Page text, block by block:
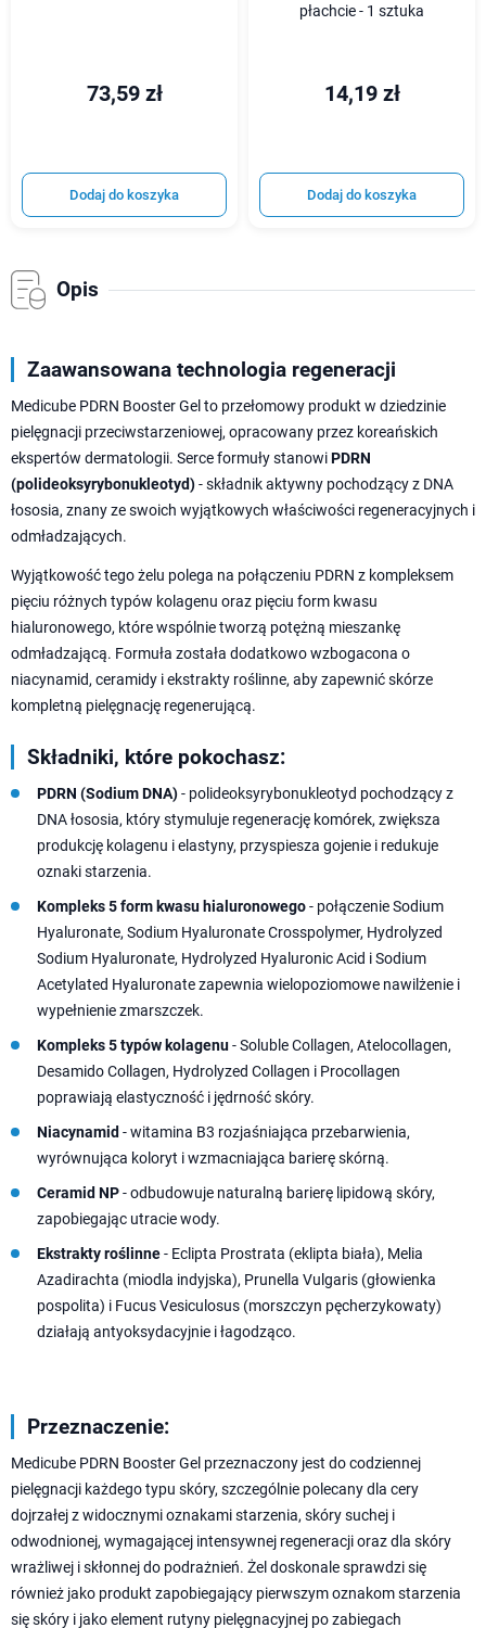
73,59 zł
Dodaj do koszyka
płachcie - 1 sztuka
14,19 zł
Dodaj do koszyka
Opis
Zaawansowana technologia regeneracji
Medicube PDRN Booster Gel to przełomowy produkt w dziedzinie
pielęgnacji przeciwstarzeniowej, opracowany przez koreańskich
ekspertów dermatologii. Serce formuły stanowiPDRN
(polideoksyrybonukleotyd)- składnik aktywny pochodzący z DNA
łososia, znany ze swoich wyjątkowych właściwości regeneracyjnych i
odmładzających.
Wyjątkowość tego żelu polega na połączeniu PDRN z kompleksem
pięciu różnych typów kolagenu oraz pięciu form kwasu
hialuronowego, które wspólnie tworzą potężną mieszankę
odmładzającą. Formuła została dodatkowo wzbogacona o
niacynamid, ceramidy i ekstrakty roślinne, aby zapewnić skórze
kompletną pielęgnację regenerującą.
Składniki, które pokochasz:
PDRN (Sodium DNA)- polideoksyrybonukleotyd pochodzący z
DNA łososia, który stymuluje regenerację komórek, zwiększa
produkcję kolagenu i elastyny, przyspiesza gojenie i redukuje
oznaki starzenia.
Kompleks 5 form kwasu hialuronowego- połączenie Sodium
Hyaluronate, Sodium Hyaluronate Crosspolymer, Hydrolyzed
Sodium Hyaluronate, Hydrolyzed Hyaluronic Acid i Sodium
Acetylated Hyaluronate zapewnia wielopoziomowe nawilżenie i
wypełnienie zmarszczek.
Kompleks 5 typów kolagenu- Soluble Collagen, Atelocollagen,
Desamido Collagen, Hydrolyzed Collagen i Procollagen
poprawiają elastyczność i jędrność skóry.
Niacynamid - witamina B3 rozjaśniająca przebarwienia,
wyrównująca koloryt i wzmacniająca barierę skórną.
Ceramid NP- odbudowuje naturalną barierę lipidową skóry,
zapobiegając utracie wody.
Ekstrakty roślinne- Eclipta Prostrata (eklipta biała), Melia
Azadirachta (miodla indyjska), Prunella Vulgaris (głowienka
pospolita) i Fucus Vesiculosus (morszczyn pęcherzykowaty)
działają antyoksydacyjnie i łagodząco.
Przeznaczenie:
Medicube PDRN Booster Gel przeznaczony jest do codziennej
pielęgnacji każdego typu skóry, szczególnie polecany dla cery
dojrzałej z widocznymi oznakami starzenia, skóry suchej i
odwodnionej, wymagającej intensywnej regeneracji oraz dla skóry
wrażliwej i skłonnej do podrażnień. Żel doskonale sprawdzi się
również jako produkt zapobiegający pierwszym oznakom starzenia
się skóry i jako element rutyny pielęgnacyjnej po zabiegach